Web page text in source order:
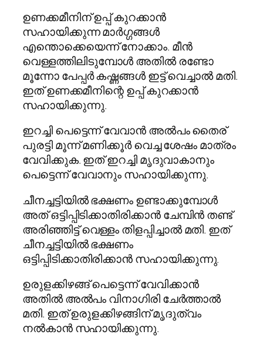
ഉണക്കമീനിന് ഉപ്പ് കുറക്കാന്‍
സഹായിക്കുന്ന മാര്‍ഗ്ഗങ്ങള്‍
എന്തൊക്കെയെന്ന് നോക്കാം. മീന്‍
വെള്ളത്തിലിടുമ്പോള്‍ അതില്‍ രണ്ടോ
മൂന്നോ പേപ്പര്‍ കഷ്ണങ്ങള്‍ ഇട്ട് വെച്ചാല്‍ മതി.
ഇത് ഉണക്കമീനിന്റെ ഉപ്പ് കുറക്കാന്‍
സഹായിക്കുന്നു.
ഇറച്ചി പെട്ടെന്ന് വേവാന്‍ അല്‍പം തൈര്
പുരട്ടി മൂന്ന് മണിക്കൂര്‍ വെച്ച ശേഷം മാത്രം
വേവിക്കുക. ഇത് ഇറച്ചി മൃദുവാകാനും
പെട്ടെന്ന് വേവാനും സഹായിക്കുന്നു.
ചീനച്ചട്ടിയില്‍ ഭക്ഷണം ഉണ്ടാക്കുമ്പോള്‍
അത് ഒട്ടിപ്പിടിക്കാതിരിക്കാന്‍ ചേമ്പിന്‍ തണ്ട്
അരിഞ്ഞിട്ട് വെള്ളം തിളപ്പിച്ചാല്‍ മതി. ഇത്
ചീനച്ചട്ടിയില്‍ ഭക്ഷണം
ഒട്ടിപ്പിടിക്കാതിരിക്കാന്‍ സഹായിക്കുന്നു.
ഉരുളക്കിഴങ്ങ് പെട്ടെന്ന് വേവിക്കാന്‍
അതില്‍ അല്‍പം വിനാഗിരി ചേര്‍ത്താല്‍
മതി. ഇത് ഉരുളക്കിഴങ്ങിന് മൃദുത്വം
നല്‍കാന്‍ സഹായിക്കുന്നു.